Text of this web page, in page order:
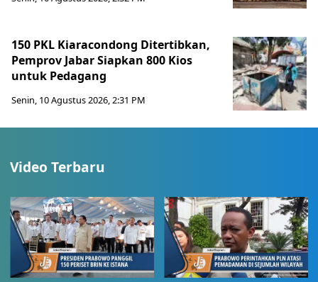
150 PKL Kiaracondong Ditertibkan,
Pemprov Jabar Siapkan 800 Kios
untuk Pedagang
Senin, 10 Agustus 2026, 2:31 PM
Video Terbaru